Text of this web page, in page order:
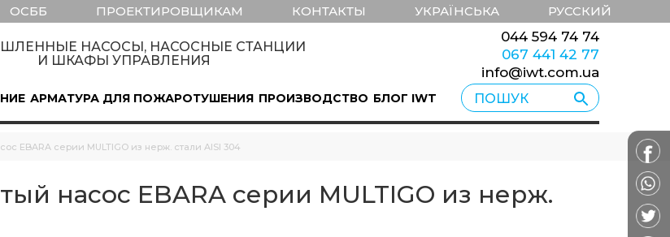
ОСББ ПРОЕКТИРОВЩИКАМ КОНТАКТЫ УКРАЇНСЬКА РУССКИЙ
НАСОСЫ, НАСОСНЫЕ СТАНЦИИ
И ШКАФЫ УПРАВЛЕНИЯ
044 594 74 74
067 441 42 77
info@iwt.com.ua
АРМАТУРА ДЛЯ ПОЖАРОТУШЕНИЯ ПРОИЗВОДСТВО БЛОГ IWT
EBARA серии MULTIGO из нерж. стали AISI 304
насос EBARA серии MULTIGO из нерж.